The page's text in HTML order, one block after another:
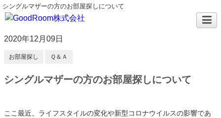
シングルマザーの方のお部屋探しについて
2020年12月09日
お部屋探し Ｑ＆Ａ
シングルマザーの方のお部屋探しについて
ここ最近、ライフスタイルの変化や新型コロナウイルスの影響であ